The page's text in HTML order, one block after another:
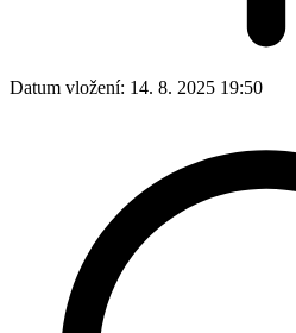
Datum vložení: 14. 8. 2025 19:50